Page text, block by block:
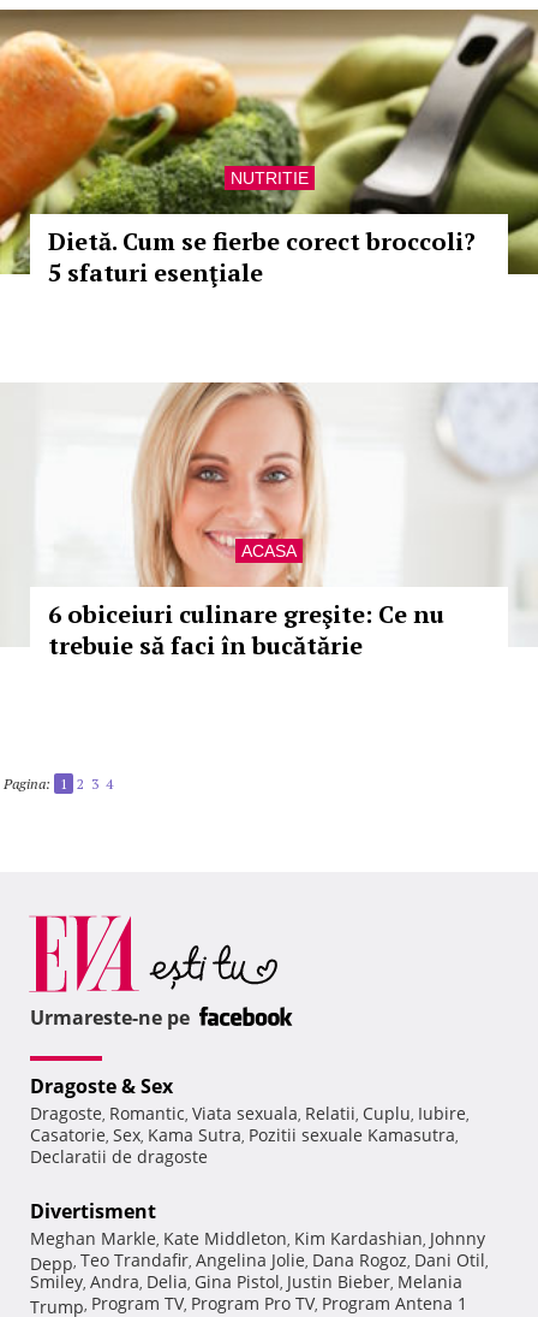
NUTRITIE
Dietă. Cum se fierbe corect broccoli?
5 sfaturi esenţiale
ACASA
6 obiceiuri culinare greşite: Ce nu
trebuie să faci în bucătărie
Pagina: 1 2 3 4
Urmareste-ne pe
Dragoste & Sex
Dragoste, Romantic, Viata sexuala, Relatii, Cuplu, Iubire,
Casatorie, Sex, Kama Sutra, Pozitii sexuale Kamasutra,
Declaratii de dragoste
Divertisment
Meghan Markle, Kate Middleton, Kim Kardashian, Johnny
Depp, Teo Trandafir, Angelina Jolie, Dana Rogoz, Dani Otil,
Smiley, Andra, Delia, Gina Pistol, Justin Bieber, Melania
Trump, Program TV, Program Pro TV, Program Antena 1